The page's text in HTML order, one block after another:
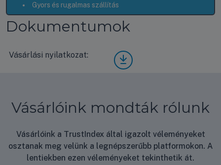
Gyors és rugalmas szállítás
Dokumentumok
Vásárlási nyilatkozat:
Vásá
rlási
Vásárlóink mondták rólunk
Vásárlóink a TrustIndex által igazolt véleményeket
osztanak meg velünk a legnépszerűbb platformokon. A
lentiekben ezen véleményeket tekinthetik át.